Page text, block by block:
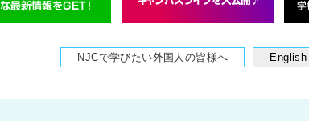
NJCで学びたい外国人の皆様へ English